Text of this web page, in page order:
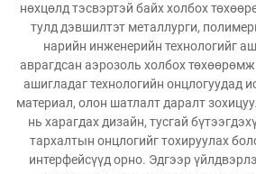
нөхцөлд тэсвэртэй байх холбох
тулд дэвшилтэт металлурги,
нарийн инженерийн технологийг
аврагдсан аэрозоль холбох
ашигладаг технологийн онцлогуудад
материал, олон шатлалт даралт
нь харагдах дизайн, тусгай
тархалтын онцлогийг тохируулах
интерфейсүүд орно. Эдгээр